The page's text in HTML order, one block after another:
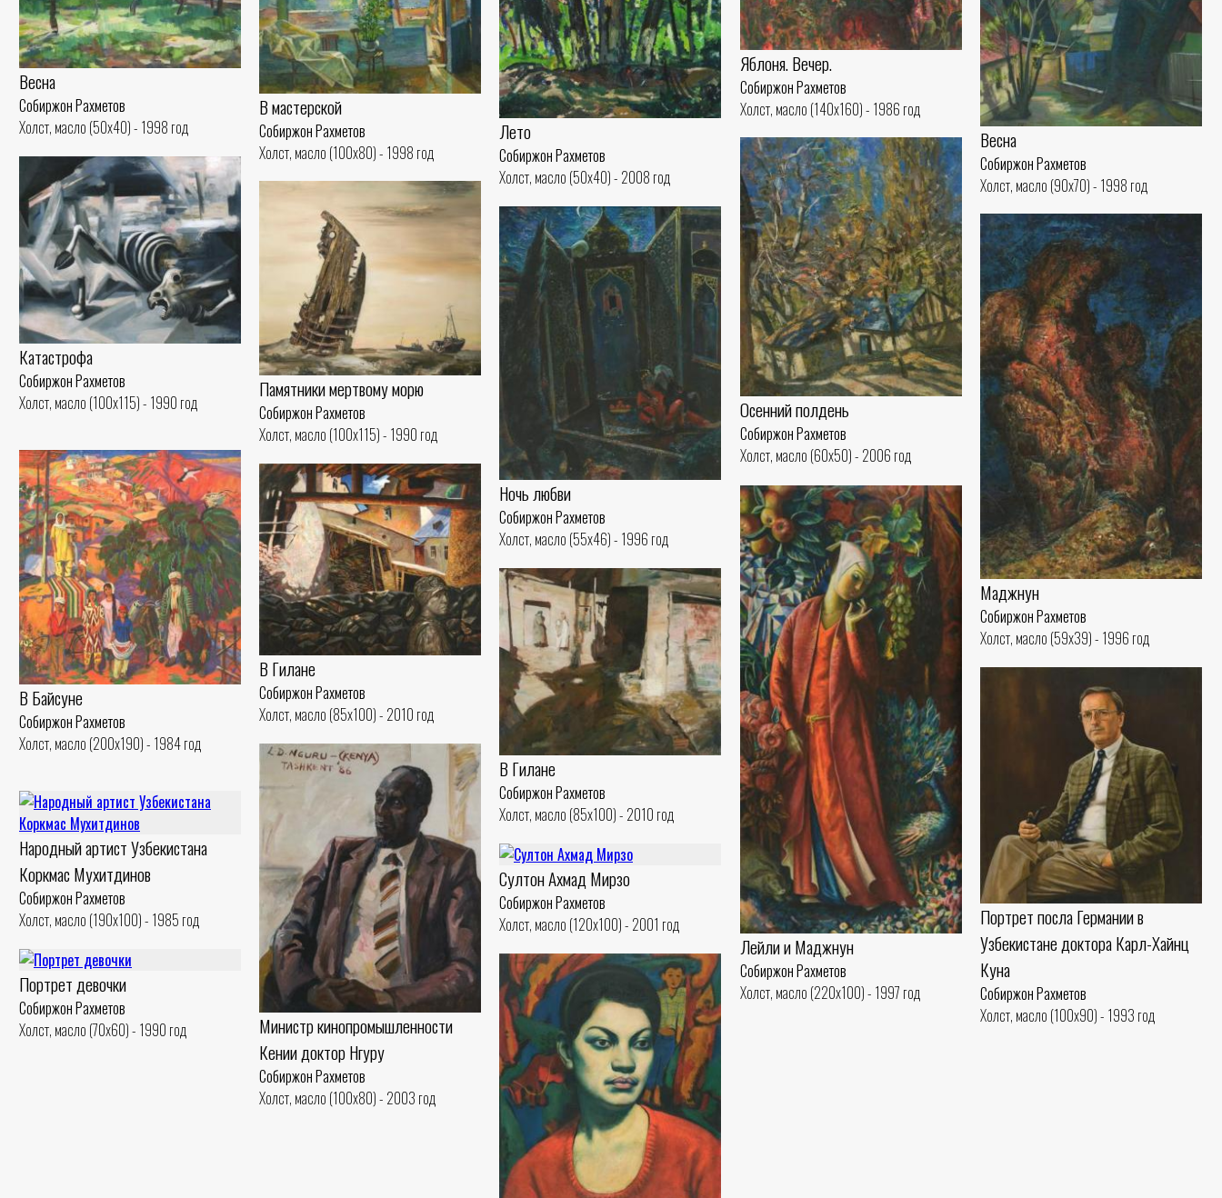
Весна
Собиржон Рахметов
Холст, масло (50x40) - 1998 год
В мастерской
Собиржон Рахметов
Холст, масло (100x80) - 1998 год
Лето
Собиржон Рахметов
Холст, масло (50x40) - 2008 год
Яблоня. Вечер.
Собиржон Рахметов
Холст, масло (140x160) - 1986 год
Весна
Собиржон Рахметов
Холст, масло (90x70) - 1998 год
Осенний полдень
Собиржон Рахметов
Холст, масло (60x50) - 2006 год
Катастрофа
Собиржон Рахметов
Холст, масло (100x115) - 1990 год
Памятники мертвому морю
Собиржон Рахметов
Холст, масло (100x115) - 1990 год
Ночь любви
Собиржон Рахметов
Холст, масло (55x46) - 1996 год
Маджнун
Собиржон Рахметов
Холст, масло (59x39) - 1996 год
В Байсуне
Собиржон Рахметов
Холст, масло (200x190) - 1984 год
В Гилане
Собиржон Рахметов
Холст, масло (85x100) - 2010 год
Лейли и Маджнун
Собиржон Рахметов
Холст, масло (220x100) - 1997 год
В Гилане
Собиржон Рахметов
Холст, масло (85x100) - 2010 год
Портрет посла Германии в
Узбекистане доктора Карл-Хайнц
Куна
Собиржон Рахметов
Холст, масло (100x90) - 1993 год
Министр кинопромышленности
Кении доктор Нгуру
Собиржон Рахметов
Холст, масло (100x80) - 2003 год
Народный артист Узбекистана
Коркмас Мухитдинов
Собиржон Рахметов
Холст, масло (190x100) - 1985 год
Султон Ахмад Мирзо
Собиржон Рахметов
Холст, масло (120x100) - 2001 год
Портрет девочки
Собиржон Рахметов
Холст, масло (70x60) - 1990 год